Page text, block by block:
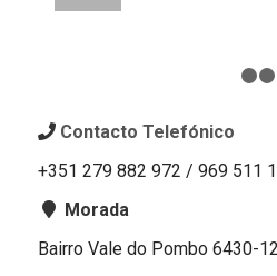
Contacto Telefónico
+351 279 882 972 / 969 511
Morada
Bairro Vale do Pombo 6430-